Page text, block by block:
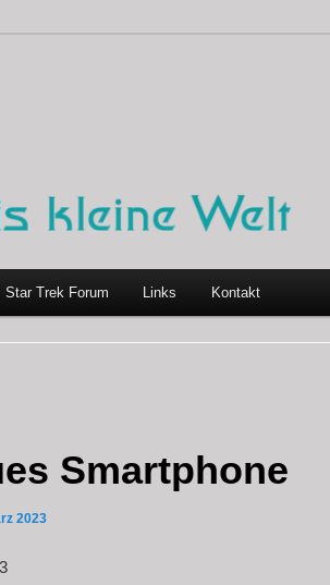
Star Trek Forum Links Kontakt
Smartphone
2023